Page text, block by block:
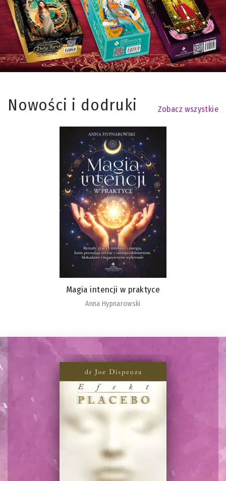
Nowości i dodruki Zobacz wszystkie
Magia intencji w praktyce
Anna Hypnarowski